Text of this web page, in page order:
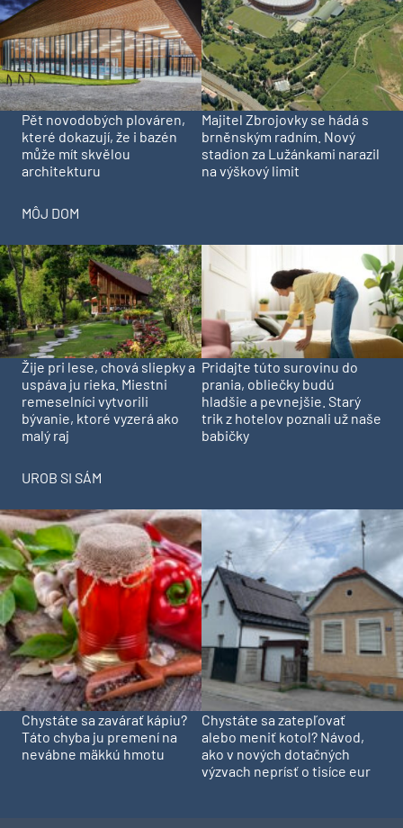
Pět novodobých plováren,
které dokazují, že i bazén
může mít skvělou
architekturu
Majitel Zbrojovky se hádá s
brněnským radním. Nový
stadion za Lužánkami narazil
na výškový limit
MÔJ DOM
Žije pri lese, chová sliepky a
uspáva ju rieka. Miestni
remeselníci vytvorili
bývanie, ktoré vyzerá ako
malý raj
Pridajte túto surovinu do
prania, obliečky budú
hladšie a pevnejšie. Starý
trik z hotelov poznali už naše
babičky
UROB SI SÁM
Chystáte sa zavárať kápiu?
Táto chyba ju premení na
nevábne mäkkú hmotu
Chystáte sa zatepľovať
alebo meniť kotol? Návod,
ako v nových dotačných
výzvach neprísť o tisíce eur